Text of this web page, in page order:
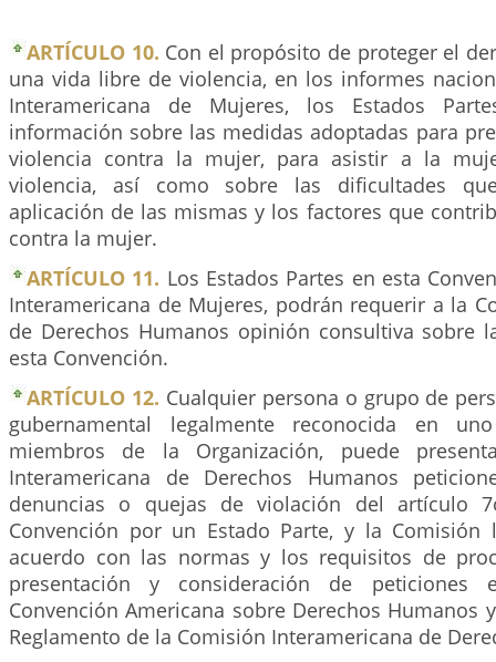
ARTÍCULO 10. Con el propósito de proteger el
una vida libre de violencia, en los informes
Interamericana de Mujeres, los Estados
información sobre las medidas adoptadas para
violencia contra la mujer, para asistir a la
violencia, así como sobre las dificultades
aplicación de las mismas y los factores que
contra la mujer.
ARTÍCULO 11. Los Estados Partes en esta
Interamericana de Mujeres, podrán requerir a la
de Derechos Humanos opinión consultiva sobre
esta Convención.
ARTÍCULO 12. Cualquier persona o grupo de
gubernamental legalmente reconocida en
miembros de la Organización, puede
Interamericana de Derechos Humanos
denuncias o quejas de violación del artículo
Convención por un Estado Parte, y la Comisión
acuerdo con las normas y los requisitos de
presentación y consideración de peticiones
Convención Americana sobre Derechos Humanos
Reglamento de la Comisión Interamericana de